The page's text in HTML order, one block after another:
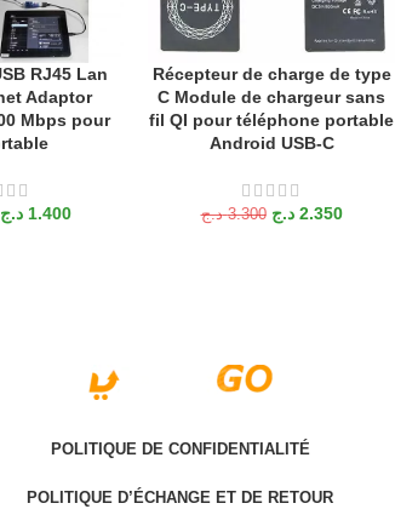
RJ45 Lan
Adaptor
Mbps pour
1.400 د.ج
AJOUTER AU PANIER
Récepteur de charge de type
C Module de chargeur sans
fil QI pour téléphone portable
Android USB-C
3.300 د.ج 2.350 د.ج
POLITIQUE DE CONFIDENTIALITÉ
POLITIQUE D’ÉCHANGE ET DE RETOUR